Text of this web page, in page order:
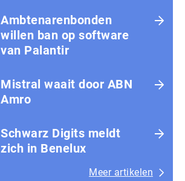
Ambtenarenbonden
willen ban op software
van Palantir
Mistral waait door ABN
Amro
Schwarz Digits meldt
zich in Benelux
Meer artikelen